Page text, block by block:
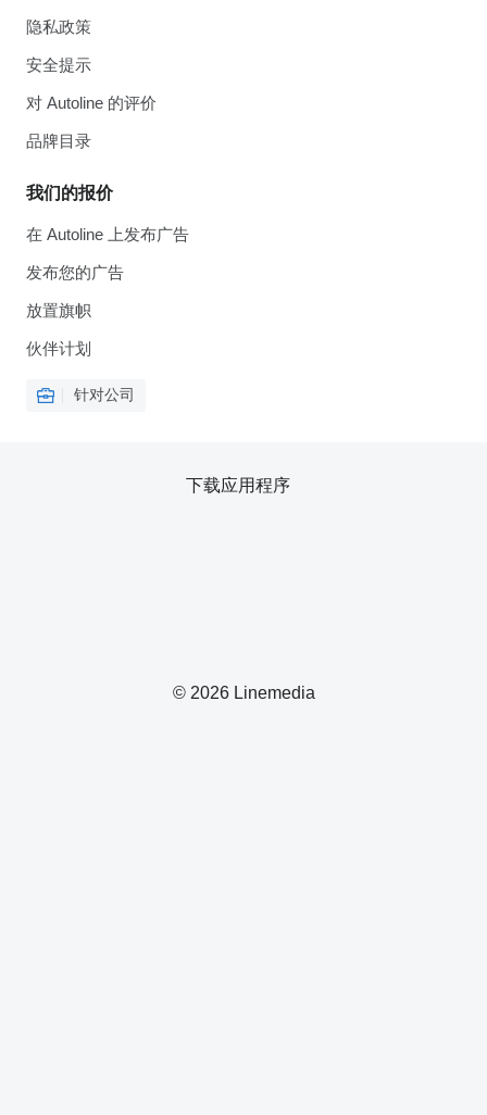
隐私政策
安全提示
对 Autoline 的评价
品牌目录
我们的报价
在 Autoline 上发布广告
发布您的广告
放置旗帜
伙伴计划
针对公司
© 2026 Linemedia
下载应用程序